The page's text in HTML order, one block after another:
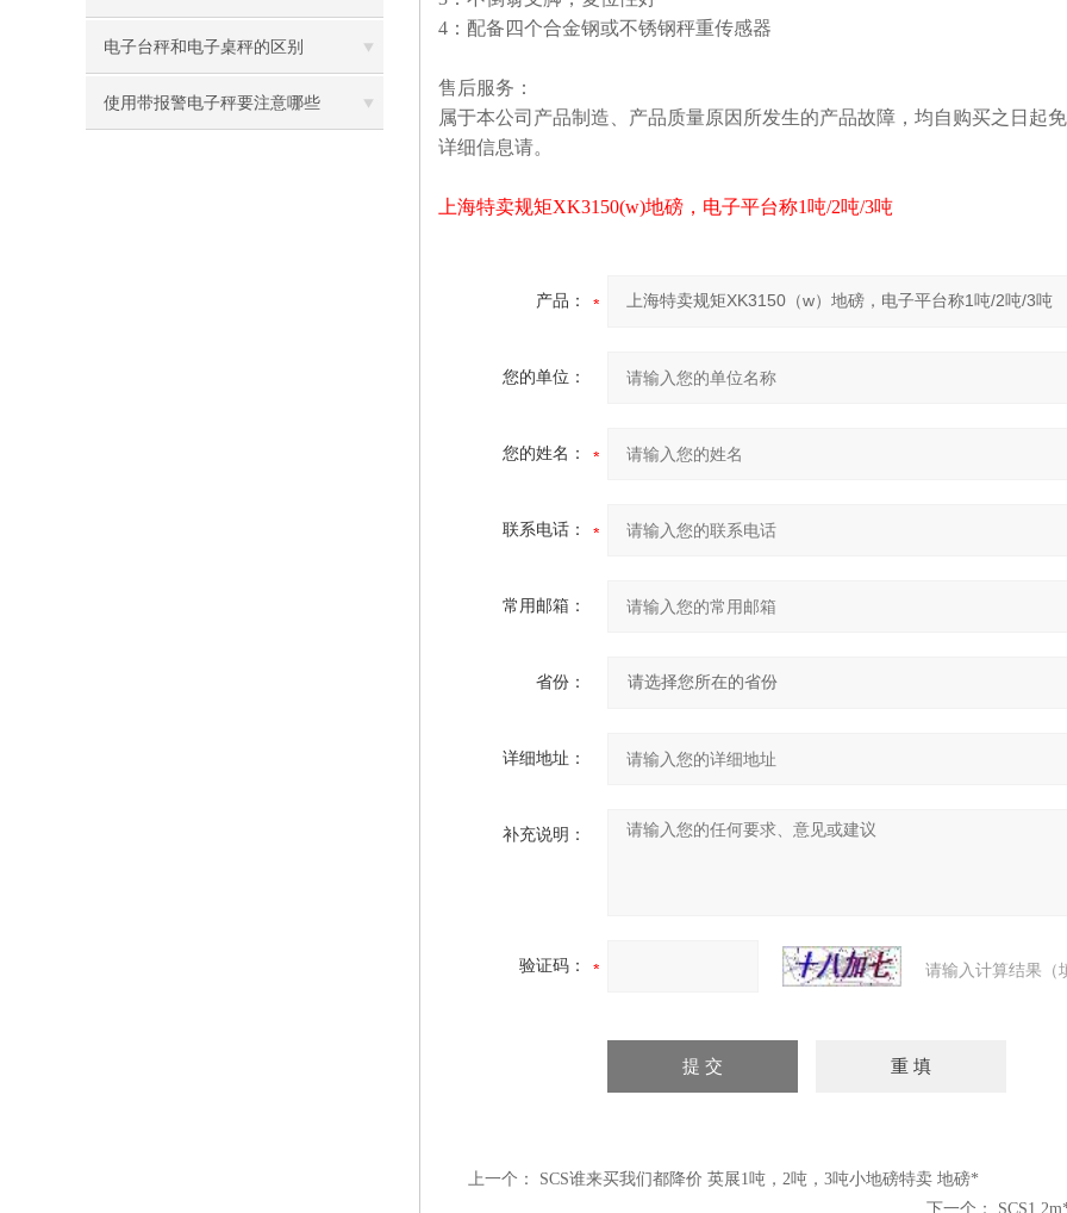
电子台秤和电子桌秤的区别
使用带报警电子秤要注意哪些
4：配备四个合金钢或不锈钢秤重传感器
售后服务：
属于本公司产品制造、产品质量原因所发生的产品故障，均自购买之日起
详细信息请。
上海特卖规矩XK3150(w)地磅，电子平台称1吨/2吨/3吨
产品：
您的单位：
您的姓名：
联系电话：
常用邮箱：
省份：
详细地址：
补充说明：
验证码： 请输入计算结果（
上一个：
SCS谁来买我们都降价 英展1吨，2吨，3吨小地磅特卖 地磅*
下一个：